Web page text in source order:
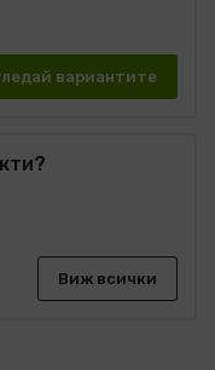
вариантите
Виж всички